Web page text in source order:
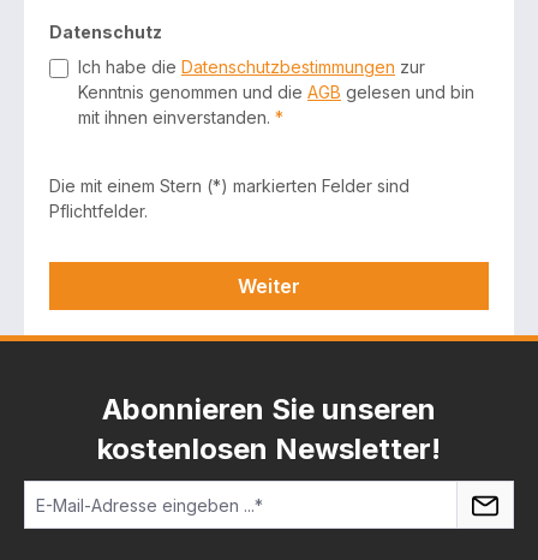
Datenschutz
Ich habe die Datenschutzbestimmungen zur
Kenntnis genommen und die AGB gelesen und bin
mit ihnen einverstanden. *
Die mit einem Stern (*) markierten Felder sind
Pflichtfelder.
Weiter
Abonnieren Sie unseren
kostenlosen Newsletter!